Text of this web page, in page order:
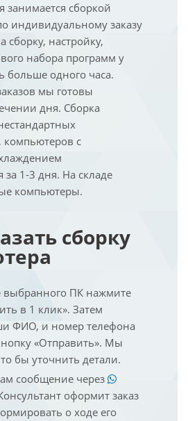
сборкой
индивидуальному заказу
сборку, настройку,
набора программ у
больше одного часа.
мы готовы
дня. Сборка
компьютеров с
за 1-3 дня. На складе
компьютеры.
сборку
выбранного ПК нажмите
в 1 клик». Затем
ФИО, и номер телефона
«Отправить». Мы
бы уточнить детали.
сообщение через
оформит заказ
о ходе его